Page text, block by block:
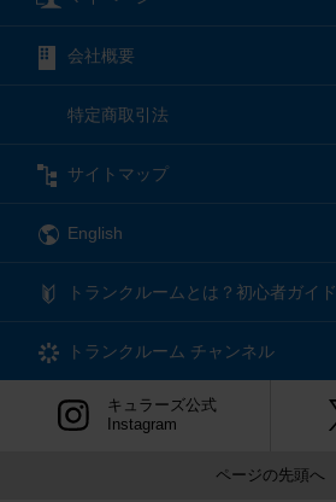
会社概要
特定商取引法
サイトマップ
English
トランクルームとは？初心者ガイド
トランクルーム チャンネル
キュラーズ公式
Instagram
ページの先頭へ